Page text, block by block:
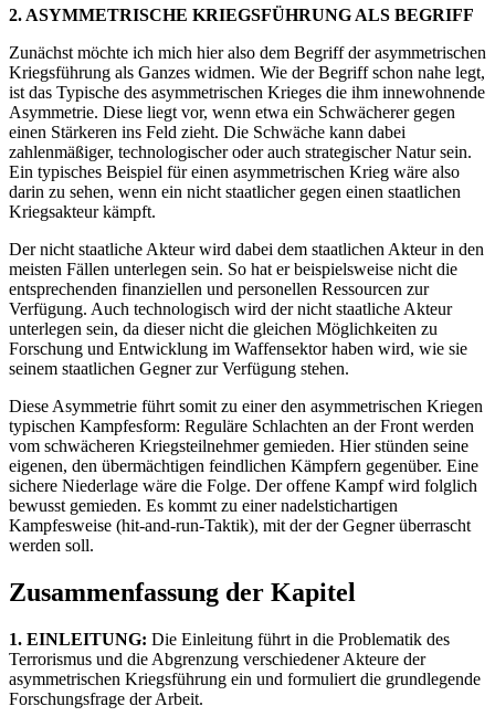
2. ASYMMETRISCHE KRIEGSFÜHRUNG ALS BEGRIFF
Zunächst möchte ich mich hier also dem Begriff der asymmetrischen
Kriegsführung als Ganzes widmen. Wie der Begriff schon nahe legt,
ist das Typische des asymmetrischen Krieges die ihm innewohnende
Asymmetrie. Diese liegt vor, wenn etwa ein Schwächerer gegen
einen Stärkeren ins Feld zieht. Die Schwäche kann dabei
zahlenmäßiger, technologischer oder auch strategischer Natur sein.
Ein typisches Beispiel für einen asymmetrischen Krieg wäre also
darin zu sehen, wenn ein nicht staatlicher gegen einen staatlichen
Kriegsakteur kämpft.
Der nicht staatliche Akteur wird dabei dem staatlichen Akteur in den
meisten Fällen unterlegen sein. So hat er beispielsweise nicht die
entsprechenden finanziellen und personellen Ressourcen zur
Verfügung. Auch technologisch wird der nicht staatliche Akteur
unterlegen sein, da dieser nicht die gleichen Möglichkeiten zu
Forschung und Entwicklung im Waffensektor haben wird, wie sie
seinem staatlichen Gegner zur Verfügung stehen.
Diese Asymmetrie führt somit zu einer den asymmetrischen Kriegen
typischen Kampfesform: Reguläre Schlachten an der Front werden
vom schwächeren Kriegsteilnehmer gemieden. Hier stünden seine
eigenen, den übermächtigen feindlichen Kämpfern gegenüber. Eine
sichere Niederlage wäre die Folge. Der offene Kampf wird folglich
bewusst gemieden. Es kommt zu einer nadelstichartigen
Kampfesweise (hit-and-run-Taktik), mit der der Gegner überrascht
werden soll.
Zusammenfassung der Kapitel
1. EINLEITUNG: Die Einleitung führt in die Problematik des
Terrorismus und die Abgrenzung verschiedener Akteure der
asymmetrischen Kriegsführung ein und formuliert die grundlegende
Forschungsfrage der Arbeit.